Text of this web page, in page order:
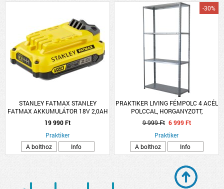
STANLEY FATMAX STANLEY
FATMAX AKKUMULÁTOR 18V 2,0AH
LI-ION
19 990 Ft
Praktiker
A bolthoz
Info
PRAKTIKER LIVING FÉMPOLC 4 ACÉL
POLCCAL, HORGANYZOTT,
150X75X30CM
-30%
9 999 Ft 6 999 Ft
Praktiker
A bolthoz
Info